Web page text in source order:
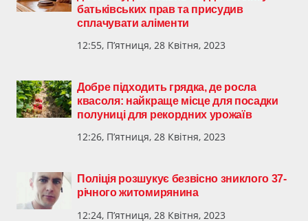
батьківських прав та присудив
сплачувати аліменти
12:55, П’ятниця, 28 Квітня, 2023
Добре підходить грядка, де росла
квасоля: найкраще місце для посадки
полуниці для рекордних урожаїв
12:26, П’ятниця, 28 Квітня, 2023
Поліція розшукує безвісно зниклого 37-
річного житомирянина
12:24, П’ятниця, 28 Квітня, 2023